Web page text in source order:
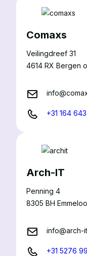
Comaxs
Veilingdreef 31
4614 RX Bergen
+31 164
Arch-IT
Penning 4
8305 BH
info@arch-
+31 5276